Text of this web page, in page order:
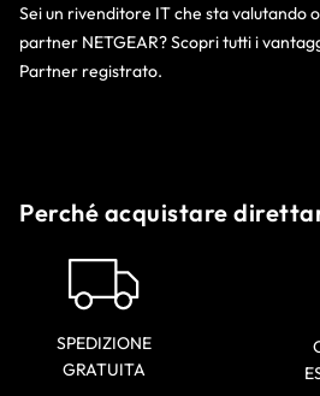
Sei un rivenditore IT che sta valutando
partner NETGEAR? Scopri tutti i
Partner registrato.
Perché acquistare
SPEDIZIONE
GRATUITA